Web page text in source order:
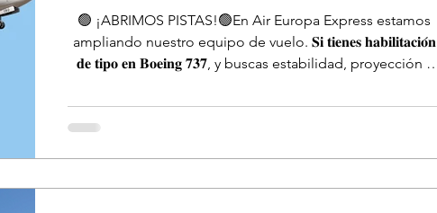
🟢 ¡ABRIMOS PISTAS!🟢En Air Europa Express estamos
ampliando nuestro equipo de vuelo. 𝐒𝐢 𝐭𝐢𝐞𝐧𝐞𝐬 𝐡𝐚𝐛𝐢𝐥𝐢𝐭𝐚𝐜𝐢𝐨́𝐧
𝐝𝐞 𝐭𝐢𝐩𝐨 𝐞𝐧 𝐁𝐨𝐞𝐢𝐧𝐠 𝟕𝟑𝟕, y buscas estabilidad, proyección y
puede ser tu próximo destino 📌 📍 Base: Madrid. Si te
interesa nuestra propuesta y encajas con el perfil que